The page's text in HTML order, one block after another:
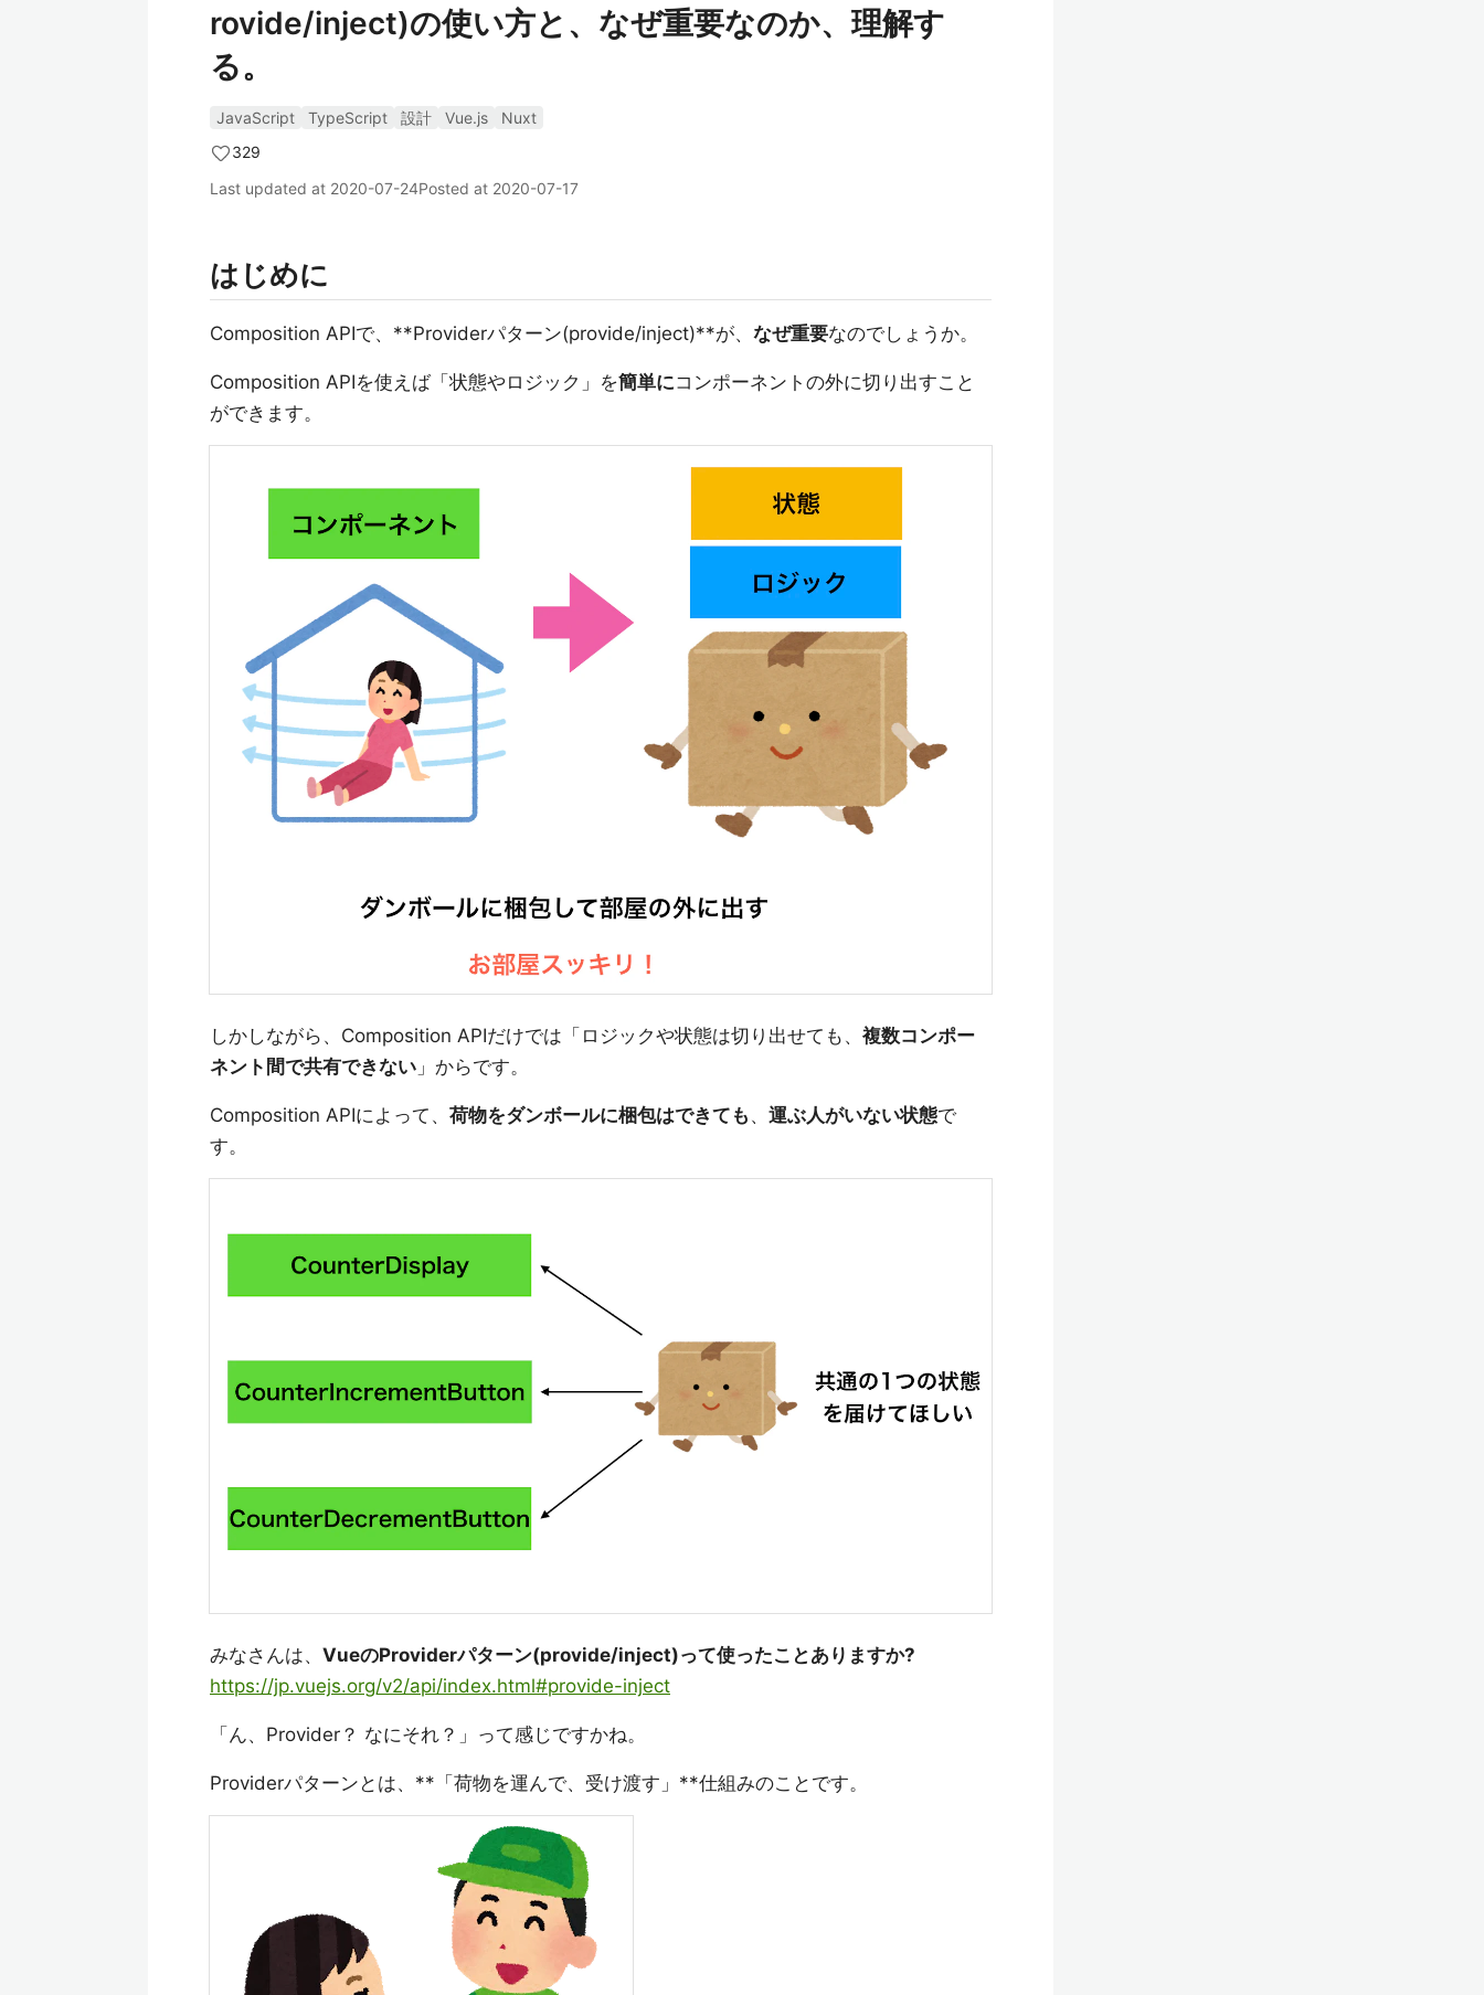
rovide/inject)の使い方と、なぜ重要なのか、理解す
る。
JavaScript TypeScript 設計 Vue.js
Nuxt
329
Last updated at 2020-07-24Posted at 2020-07-17
はじめに
Composition APIで、**Providerパターン(provide/inject)**が、 なぜ重要なのでしょうか。
Composition APIを使えば「状態やロジック」を簡単にコンポーネントの外に切り出すこと
ができます。
しかしながら、Composition APIだけでは「ロジックや状態は切り出せても、 複数コンポー
ネント間で共有できない 」からです。
Composition APIによって、 荷物をダンボールに梱包はできても 、 運ぶ人がいない状態で
す。
みなさんは、 VueのProviderパターン(provide/inject)って使ったことありますか?
https://jp.vuejs.org/v2/api/index.html#provide-inject
「ん、Provider？ なにそれ？」って感じですかね。
Providerパターンとは、**「荷物を運んで、受け渡す」**仕組みのことです。